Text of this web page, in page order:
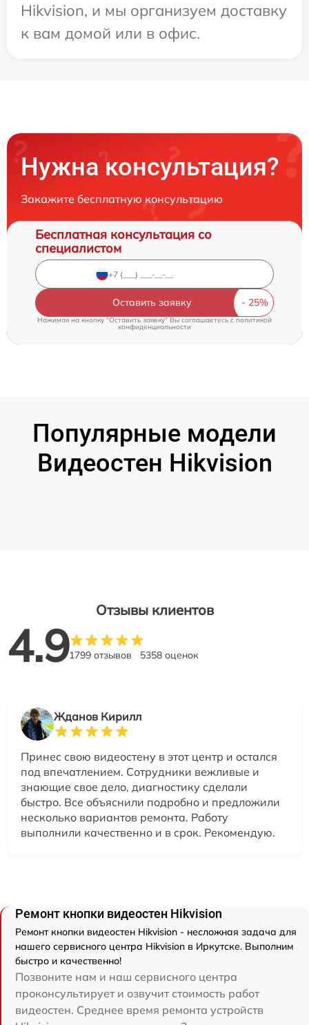
Hikvision, и мы организуем доставку
к вам домой или в офис.
Нужна консультация?
Закажите бесплатную консультацию
Бесплатная консультация со
специалистом
Оставить заявку
Нажимая на кнопку "Оставить заявку" Вы соглашаетесь c политикой
конфиденциальности
Популярные модели
Видеостен Hikvision
Отзывы клиентов
4.91799 отзывов 5358 оценок
Жданов Кирилл
Принес свою видеостену в этот центр и остался
под впечатлением. Сотрудники вежливые и
знающие свое дело, диагностику сделали
быстро. Все объяснили подробно и предложили
несколько вариантов ремонта. Работу
выполнили качественно и в срок. Рекомендую.
Ремонт кнопки видеостен Hikvision
Ремонт кнопки видеостен Hikvision - несложная задача для
нашего сервисного центра Hikvision в Иркутске. Выполним
быстро и качественно!
Позвоните нам и наш сервисного центра
проконсультирует и озвучит стоимость работ
видеостен. Среднее время ремонта устройств